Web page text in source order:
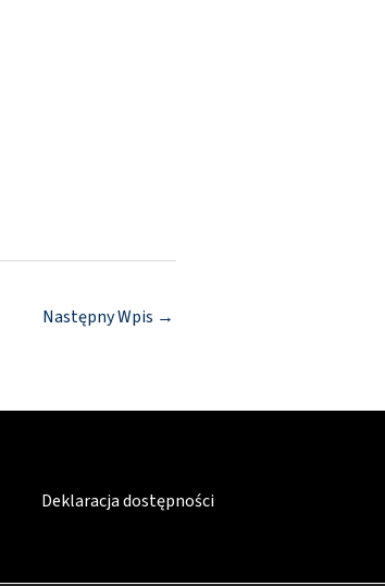
Następny Wpis →
Deklaracja dostępności